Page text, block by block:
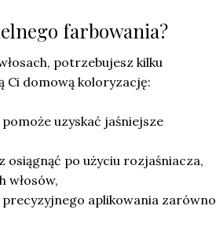
farbowania?
potrzebujesz kilku
Ci domową koloryzację:
uzyskać jaśniejsze
po użyciu rozjaśniacza,
włosów,
precyzyjnego aplikowania zarówno